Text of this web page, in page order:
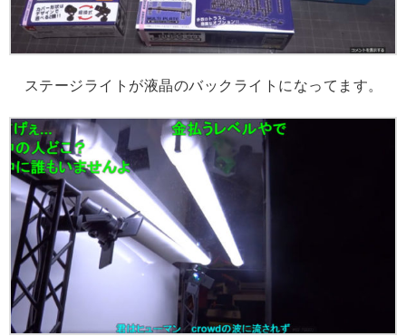
ステージライトが液晶のバックライトになってます。